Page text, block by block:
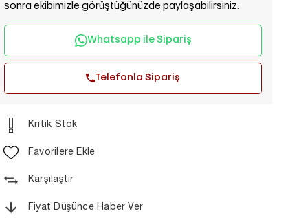
sonra ekibimizle görüştüğünüzde paylaşabilirsiniz.
Whatsapp ile Sipariş
Telefonla Sipariş
Kritik Stok
Favorilere Ekle
Karşılaştır
Fiyat Düşünce Haber Ver